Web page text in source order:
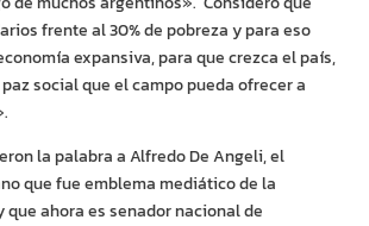
frente al 30% de pobreza y para eso
expansiva, para que crezca el país,
social que el campo pueda ofrecer a
la palabra a Alfredo De Angeli, el
que fue emblema mediático de la
ahora es senador nacional de